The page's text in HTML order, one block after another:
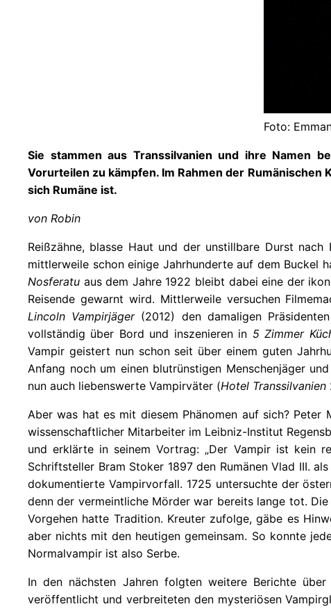
Foto:
Sie stammen aus Transsilvanien und ihre Namen
Vorurteilen zu kämpfen. Im Rahmen der
sich Rumäne ist.
von Robin
Reißzähne, blasse Haut und der unstillbare Durst
mittlerweile schon einige Jahrhunderte auf dem Buckel
Nosferatu aus dem Jahre 1922 bleibt dabei eine der
Reisende gewarnt wird. Mittlerweile versuchen
Lincoln Vampirjäger (2012) den damaligen
vollständig über Bord und inszenieren in 5 Zimmer
Vampir geistert nun schon seit über einem guten
Anfang noch um einen blutrünstigen Menschenjäger
nun auch liebenswerte Vampirväter (Hotel Transsilvanien
Aber was hat es mit diesem Phänomen auf sich?
wissenschaftlicher Mitarbeiter im Leibniz-Institut
und erklärte in seinem Vortrag: „Der Vampir ist kein
Schriftsteller Bram Stoker 1897 den Rumänen Vlad III.
dokumentierte Vampirvorfall. 1725 untersuchte der
denn der vermeintliche Mörder war bereits lange tot.
Vorgehen hatte Tradition. Kreuter zufolge, gäbe es
aber nichts mit den heutigen gemeinsam. So konnte
Normalvampir ist also Serbe.
In den nächsten Jahren folgten weitere Berichte über
veröffentlicht und verbreiteten den mysteriösen